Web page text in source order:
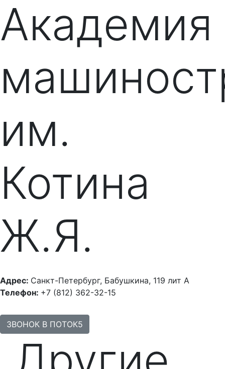
Академия
им.
Котина
Ж.Я.
Адрес: Санкт-Петербург, Бабушкина, 119 лит А
Телефон: +7 (812) 362-32-15
ЗВОНОК В ПОТОК5